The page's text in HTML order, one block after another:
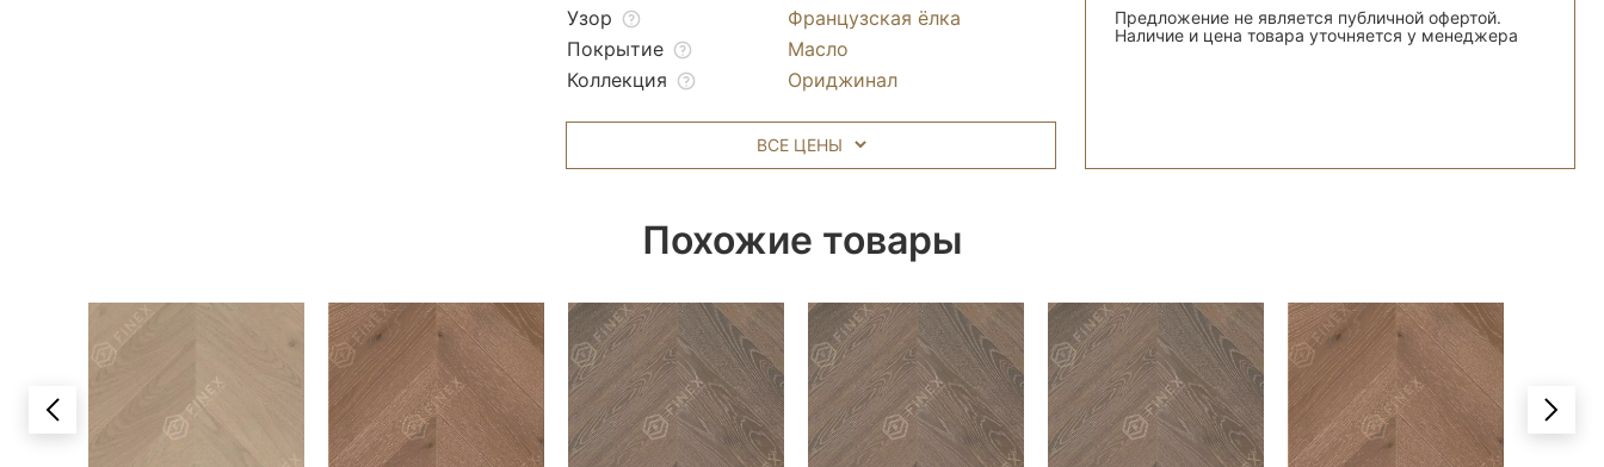
Узор
Французская ёлка
Покрытие
Масло
Коллекция
Ориджинал
Предложение не является публичной офертой.
Наличие и цена товара уточняется у менеджера
ВСЕ ЦЕНЫ
Похожие товары